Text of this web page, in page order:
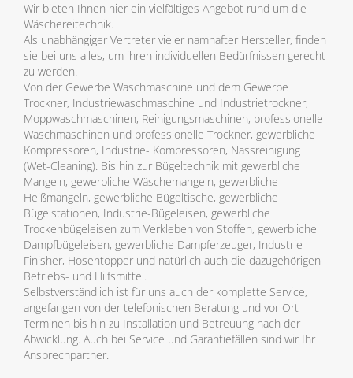
Wir bieten Ihnen hier ein vielfältiges Angebot rund um die
Wäschereitechnik.
Als unabhängiger Vertreter vieler namhafter Hersteller, finden
sie bei uns alles, um ihren individuellen Bedürfnissen gerecht
zu werden.
Von der Gewerbe Waschmaschine und dem Gewerbe
Trockner, Industriewaschmaschine und Industrietrockner,
Moppwaschmaschinen, Reinigungsmaschinen, professionelle
Waschmaschinen und professionelle Trockner, gewerbliche
Kompressoren, Industrie- Kompressoren, Nassreinigung
(Wet-Cleaning). Bis hin zur Bügeltechnik mit gewerbliche
Mangeln, gewerbliche Wäschemangeln, gewerbliche
Heißmangeln, gewerbliche Bügeltische, gewerbliche
Bügelstationen, Industrie-Bügeleisen, gewerbliche
Trockenbügeleisen zum Verkleben von Stoffen, gewerbliche
Dampfbügeleisen, gewerbliche Dampferzeuger, Industrie
Finisher, Hosentopper und natürlich auch die dazugehörigen
Betriebs- und Hilfsmittel.
Selbstverständlich ist für uns auch der komplette Service,
angefangen von der telefonischen Beratung und vor Ort
Terminen bis hin zu Installation und Betreuung nach der
Abwicklung. Auch bei Service und Garantiefällen sind wir Ihr
Ansprechpartner.